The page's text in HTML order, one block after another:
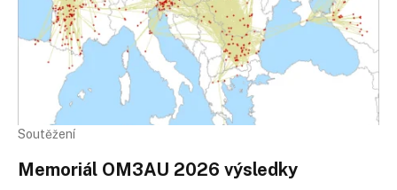
Soutěžení
Memoriál OM3AU 2026 výsledky